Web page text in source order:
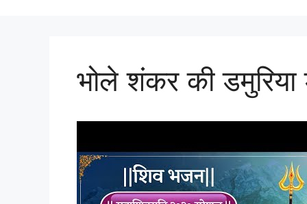
भोले शंकर की